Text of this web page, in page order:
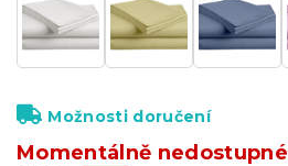
Momentálně nedostupné
Možnosti doručení